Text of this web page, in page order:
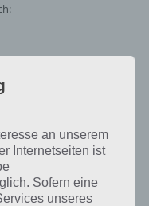
zu Halloween im
an unserem
Internetseiten ist
Sofern eine
unseres